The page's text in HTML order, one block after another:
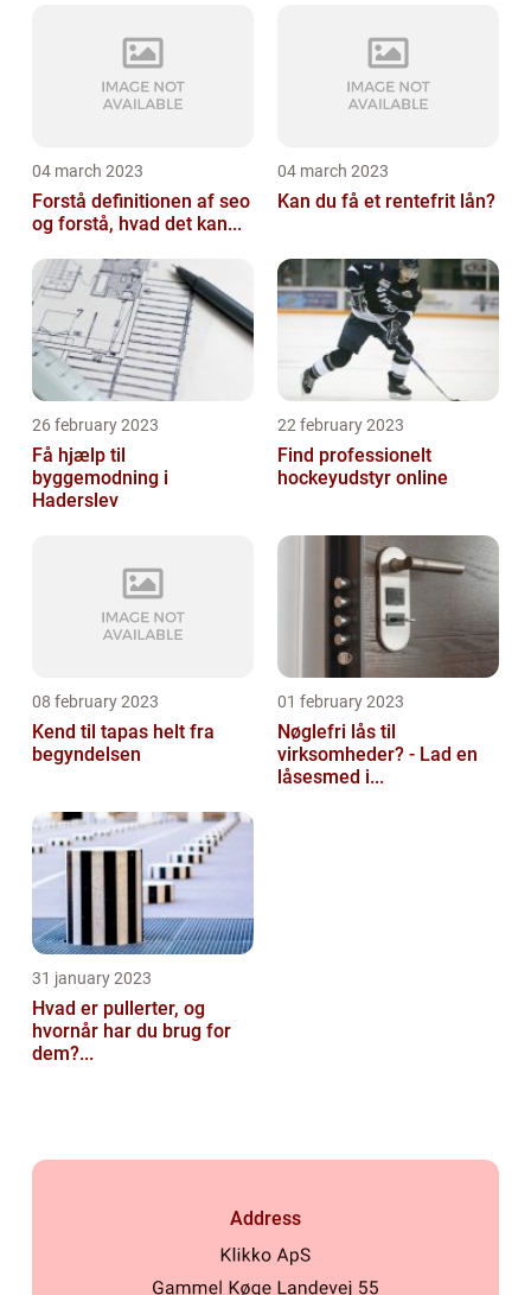
04 march 2023
Forstå definitionen af seo
og forstå, hvad det kan...
04 march 2023
Kan du få et rentefrit lån?
26 february 2023
Få hjælp til
byggemodning i
Haderslev
22 february 2023
Find professionelt
hockeyudstyr online
08 february 2023
Kend til tapas helt fra
begyndelsen
01 february 2023
Nøglefri lås til
virksomheder? - Lad en
låsesmed i...
31 january 2023
Hvad er pullerter, og
hvornår har du brug for
dem?...
Address